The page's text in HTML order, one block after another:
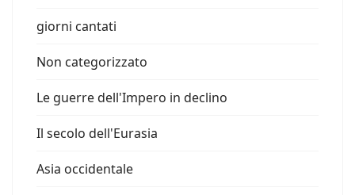
giorni cantati
Non categorizzato
Le guerre dell'Impero in declino
Il secolo dell'Eurasia
Asia occidentale